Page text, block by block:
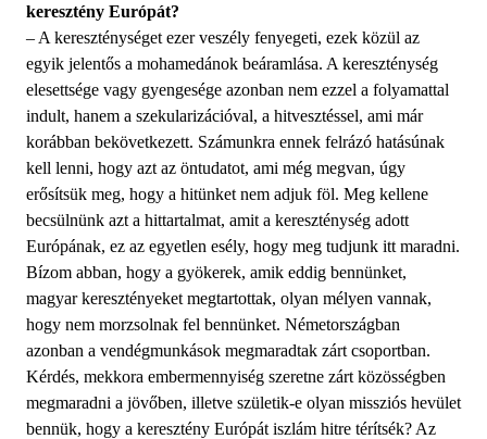
keresztény Európát?
– A kereszténységet ezer veszély fenyegeti, ezek közül az
egyik jelentős a mohamedánok beáramlása. A kereszténység
elesettsége vagy gyengesége azonban nem ezzel a folyamattal
indult, hanem a szekularizációval, a hitvesztéssel, ami már
korábban bekövetkezett. Számunkra ennek felrázó hatásúnak
kell lenni, hogy azt az öntudatot, ami még megvan, úgy
erősítsük meg, hogy a hitünket nem adjuk föl. Meg kellene
becsülnünk azt a hittartalmat, amit a kereszténység adott
Európának, ez az egyetlen esély, hogy meg tudjunk itt maradni.
Bízom abban, hogy a gyökerek, amik eddig bennünket,
magyar keresztényeket megtartottak, olyan mélyen vannak,
hogy nem morzsolnak fel bennünket. Németországban
azonban a vendégmunkások megmaradtak zárt csoportban.
Kérdés, mekkora embermennyiség szeretne zárt közösségben
megmaradni a jövőben, illetve születik-e olyan missziós hevület
bennük, hogy a keresztény Európát iszlám hitre térítsék? Az